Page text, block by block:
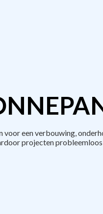
een verbouwing,
projecten probleemloos